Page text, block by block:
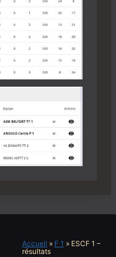
Accueil » F 1 »ESCF 1 –
résultats